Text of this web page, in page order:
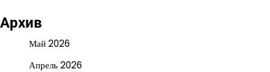
Архив
Май 2026
Апрель 2026